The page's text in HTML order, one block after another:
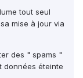
tout seul
mise à jour via
des " spams "
données éteinte